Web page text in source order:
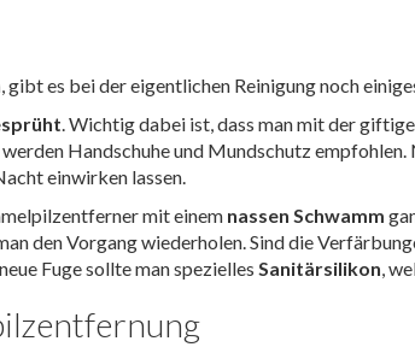
, gibt es bei der eigentlichen Reinigung noch
. Wichtig dabei ist, dass man mit der
Handschuhe und Mundschutz
einwirken lassen.
mit einem nassen Schwamm
den Vorgang wiederholen. Sind die
Fuge sollte man spezielles Sanitärsilikon,